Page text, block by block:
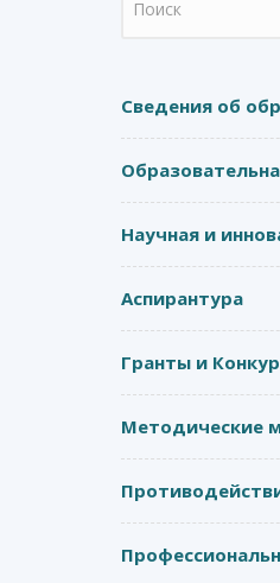
Форма поиска
Сведения об
Научная и
Аспирантура
Гранты и
Методические